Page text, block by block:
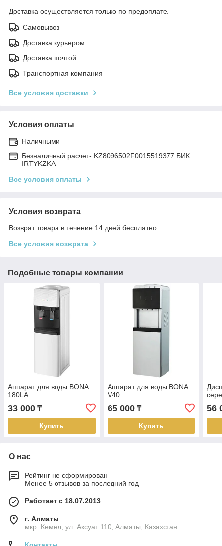
Доставка осуществляется только по предоплате.
Самовывоз
Доставка курьером
Доставка почтой
Транспортная компания
Все условия доставки
Условия оплаты
Наличными
Безналичный расчет- KZ8096502F0015519377 БИК
IRTYKZKA
Все условия оплаты
Условия возврата
Возврат товара в течение 14 дней бесплатно
Все условия возврата
Подобные товары компании
Аппарат для воды BONA
180LA
33 000 ₸
Купить
Аппарат для воды BONA
V40
65 000₸
Купить
56
О нас
Рейтинг не сформирован
Менее 5 отзывов за последний год
Работает с 18.07.2013
г. Алматы
мкр. Кемел, ул. Аксуат 110, Алматы, Казахстан